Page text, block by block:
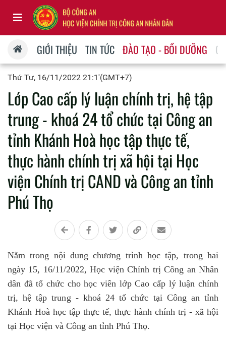
GIỚI THIỆU TIN TỨC ĐÀO TẠO - BỒI DƯỠNG
Thứ Tư, 16/11/2022 21:1'(GMT+7)
Lớp Cao cấp lý luận chính trị, hệ tập
trung - khoá 24 tổ chức tại Công an
tỉnh Khánh Hoà học tập thực tế,
thực hành chính trị xã hội tại Học
viện Chính trị CAND và Công an tỉnh
Phú Thọ
Nằm trong nội dung chương trình học tập, trong hai
ngày 15, 16/11/2022, Học viện Chính trị Công an Nhân
dân đã tổ chức cho học viên lớp Cao cấp lý luận chính
trị, hệ tập trung - khoá 24 tổ chức tại Công an tỉnh
Khánh Hoà học tập thực tế, thực hành chính trị - xã hội
tại Học viện và Công an tỉnh Phú Thọ.